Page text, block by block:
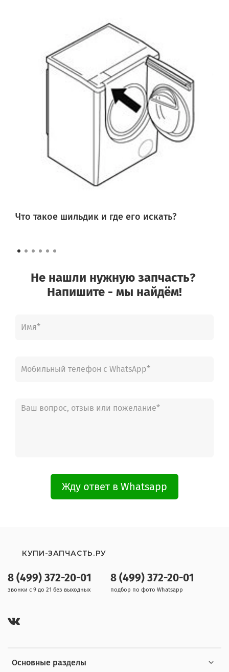
Что такое шильдик и где его искать?
Не нашли нужную запчасть?
Напишите - мы найдём!
Жду ответ в Whatsapp
Основные разделы
8 (499) 372-20-01
звонки с 9 до 21 без выходных
8 (499) 372-20-01
подбор по фото Whatsapp
КУПИ-ЗАПЧАСТЬ.РУ